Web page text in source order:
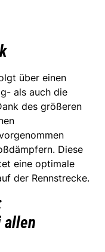
über einen
als auch die
des größeren
Diese
eine optimale
der Rennstrecke.
allen